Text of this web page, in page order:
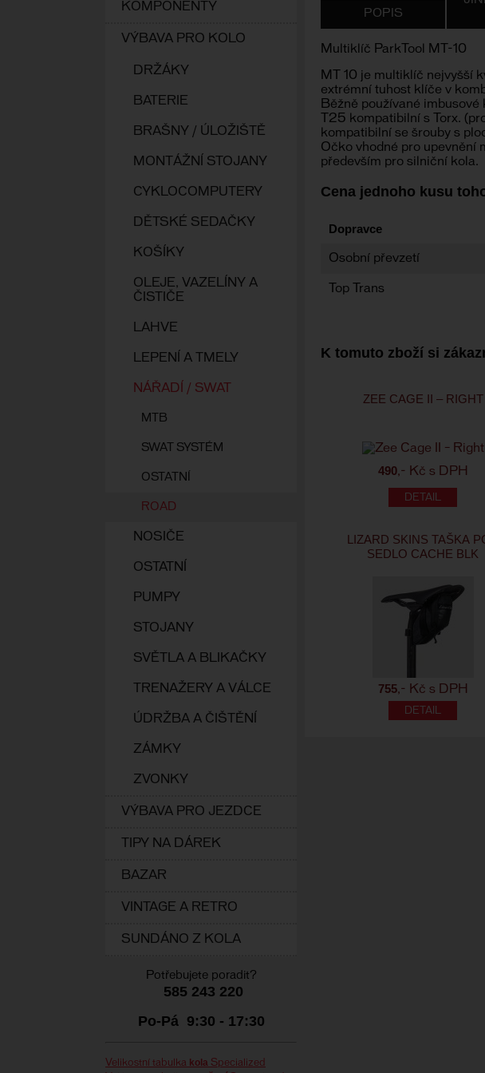
KOMPONENTY
VÝBAVA PRO KOLO
DRŽÁKY
BATERIE
BRAŠNY / ÚLOŽIŠTĚ
MONTÁŽNÍ STOJANY
CYKLOCOMPUTERY
DĚTSKÉ SEDAČKY
KOŠÍKY
OLEJE, VAZELÍNY A
ČISTIČE
LAHVE
LEPENÍ A TMELY
NÁŘADÍ / SWAT
MTB
SWAT SYSTÉM
OSTATNÍ
ROAD
NOSIČE
OSTATNÍ
PUMPY
STOJANY
SVĚTLA A BLIKAČKY
TRENAŽERY A VÁLCE
ÚDRŽBA A ČIŠTĚNÍ
ZÁMKY
ZVONKY
VÝBAVA PRO JEZDCE
TIPY NA DÁREK
BAZAR
VINTAGE A RETRO
SUNDÁNO Z KOLA
Potřebujete poradit?
585 243 220
Po-Pá 9:30 - 17:30
Velikostní tabulka kola Specialized
POPIS
Multiklíč ParkTool MT-10
MT 10 je multiklíč nejvyšší
extrémní tuhost klíče v
Běžně používané
T25 kompatibilní s Torx.
kompatibilní se šrouby s
Očko vhodné pro upevnění
především pro silniční kola.
Cena jednoho kusu
Dopravce
Osobní převzetí
Top Trans
K tomuto zboží si
ZEE CAGE II – RIGHT
490,- Kč s DPH
LIZARD SKINS TAŠKA
SEDLO CACHE BLK
755,- Kč s DPH